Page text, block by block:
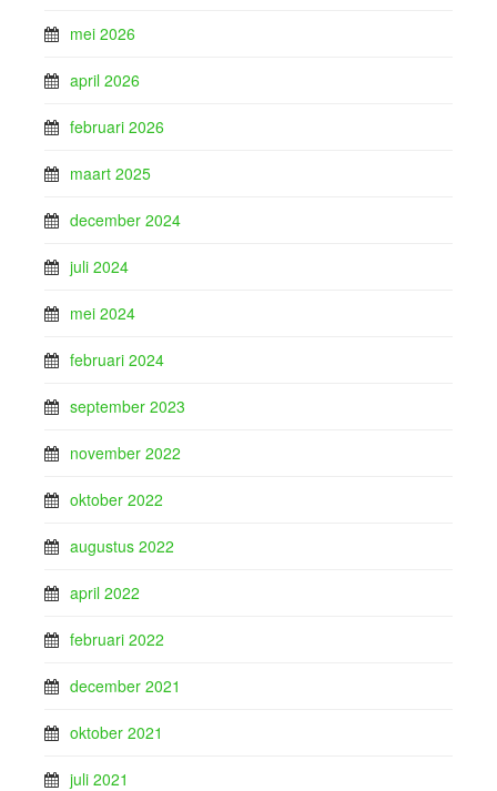
mei 2026
april 2026
februari 2026
maart 2025
december 2024
juli 2024
mei 2024
februari 2024
september 2023
november 2022
oktober 2022
augustus 2022
april 2022
februari 2022
december 2021
oktober 2021
juli 2021